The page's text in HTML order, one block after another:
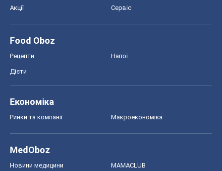
Акції Сервіс
Food Oboz
Рецепти Напої
Дієти
Економіка
Ринки та компанії Макроекономіка
MedOboz
Новини медицини MAMACLUB